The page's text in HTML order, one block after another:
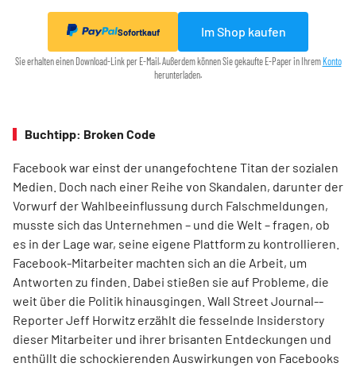
Sofortkauf Im Shop kaufen
Sie erhalten einen Download-Link per E-Mail. Außerdem können Sie gekaufte E-Paper in Ihrem Konto
herunterladen.
Buchtipp: Broken Code
Facebook war einst der unangefochtene Titan der sozialen
Medien. Doch nach einer Reihe von Skandalen, darunter der
Vorwurf der Wahlbeeinflussung durch Falschmeldungen,
musste sich das Unternehmen – und die Welt – fragen, ob
es in der Lage war, seine eigene Plattform zu kontrollieren.
Facebook-Mitarbeiter machten sich an die Arbeit, um
Antworten zu finden. Dabei stießen sie auf Probleme, die
weit über die Politik hinausgingen. Wall Street Journal-­
Reporter Jeff Horwitz erzählt die fesselnde Insiderstory
dieser Mitarbeiter und ihrer brisanten Entdeckungen und
enthüllt die schockierenden Auswirkungen von Facebooks